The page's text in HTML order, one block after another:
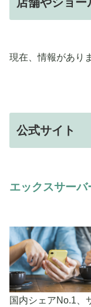
現在、情報があり
公式サイト
エックスサーバ
国内シェアNo.1、